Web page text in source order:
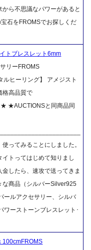
ら不思議なパワーがあると
石をFROMSでお探しくだ
トブレスレット6mm
リーFROMS
ヒーリング】 アメジスト
格高品質で
★ ★AUCTIONSと同商品同
ってみることにしました。
トってはじめて知りまし
したら、速攻で送ってきま
商品（シルバーSilver925
ールアクセサリー、シルバ
ワーストーンブレスレット･
100cmFROMS